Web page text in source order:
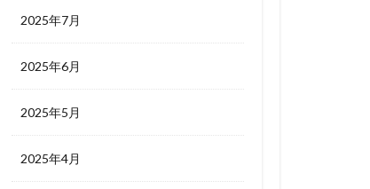
2025年7月
2025年6月
2025年5月
2025年4月